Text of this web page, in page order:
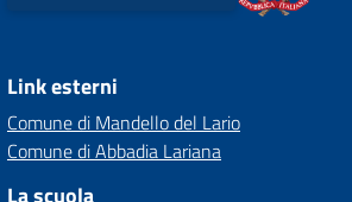
Link esterni
Comune di Mandello del Lario
Comune di Abbadia Lariana
La scuola